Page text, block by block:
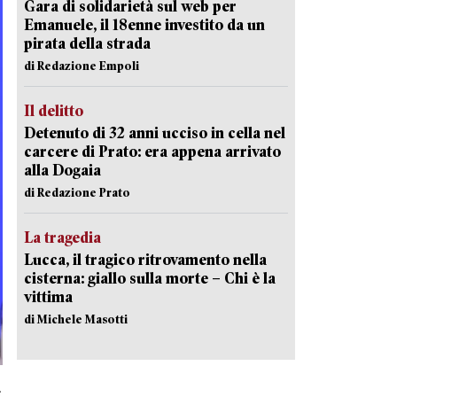
Gara di solidarietà sul web per
Emanuele, il 18enne investito da un
pirata della strada
di Redazione Empoli
Il delitto
Detenuto di 32 anni ucciso in cella nel
carcere di Prato: era appena arrivato
alla Dogaia
di Redazione Prato
La tragedia
Lucca, il tragico ritrovamento nella
cisterna: giallo sulla morte – Chi è la
vittima
di Michele Masotti